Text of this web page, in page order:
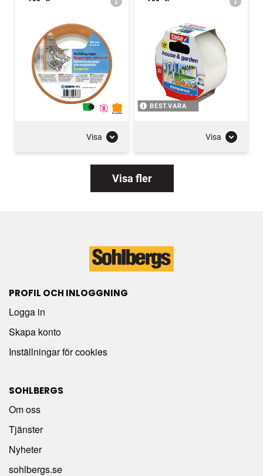
Visa
BEST.VARA
Visa
Visa fler
PROFIL OCH INLOGGNING
Logga in
Skapa konto
Inställningar för cookies
SOHLBERGS
Om oss
Tjänster
Nyheter
sohlbergs.se